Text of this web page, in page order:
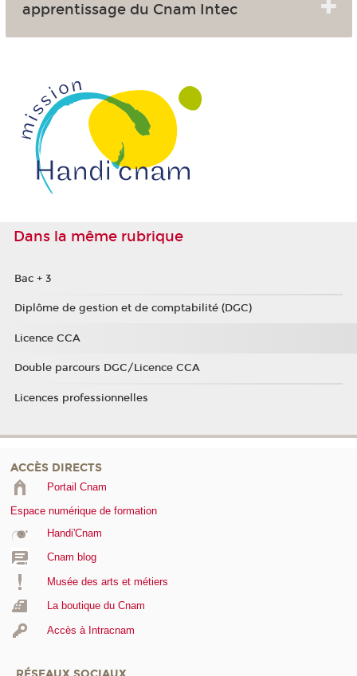
apprentissage du Cnam Intec
Dans la même rubrique
Bac + 3
Diplôme de gestion et de comptabilité (DGC)
Licence CCA
Double parcours DGC/Licence CCA
Licences professionnelles
ACCÈS DIRECTS
Portail Cnam
Espace numérique de formation
Handi'Cnam
Cnam blog
Musée des arts et métiers
La boutique du Cnam
Accès à Intracnam